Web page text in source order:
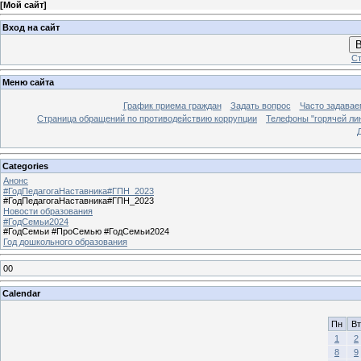
[Мой сайт]
Вход на сайт
Меню сайта
График приема граждан Задать вопрос
Часто
Страница обращений по противодействию коррупции
Телефоны "горячей
Categories
Анонс
#ГодПедагогаНаставника#ГПН_2023
#ГодПедагогаНаставника#ГПН_2023
Новости образования
#ГодСемьи2024
#ГодСемьи #ПроСемью #ГодСемьи2024
Год дошкольного образования
00
Calendar
Пн
Вт
1
2
8
9